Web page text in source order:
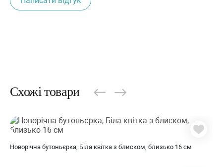
Схожі товари
Новорічна бутоньєрка, Біла квітка з блиском, близько 16 см